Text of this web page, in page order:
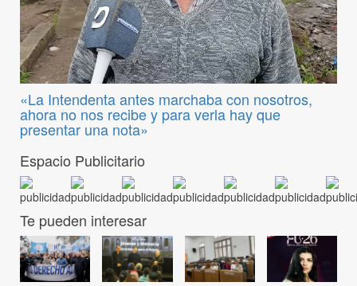
«La Intendenta antes marchaba con nosotros,
ahora no nos recibe y para verla hay que
presentar una nota»
Espacio Publicitario
Te pueden interesar